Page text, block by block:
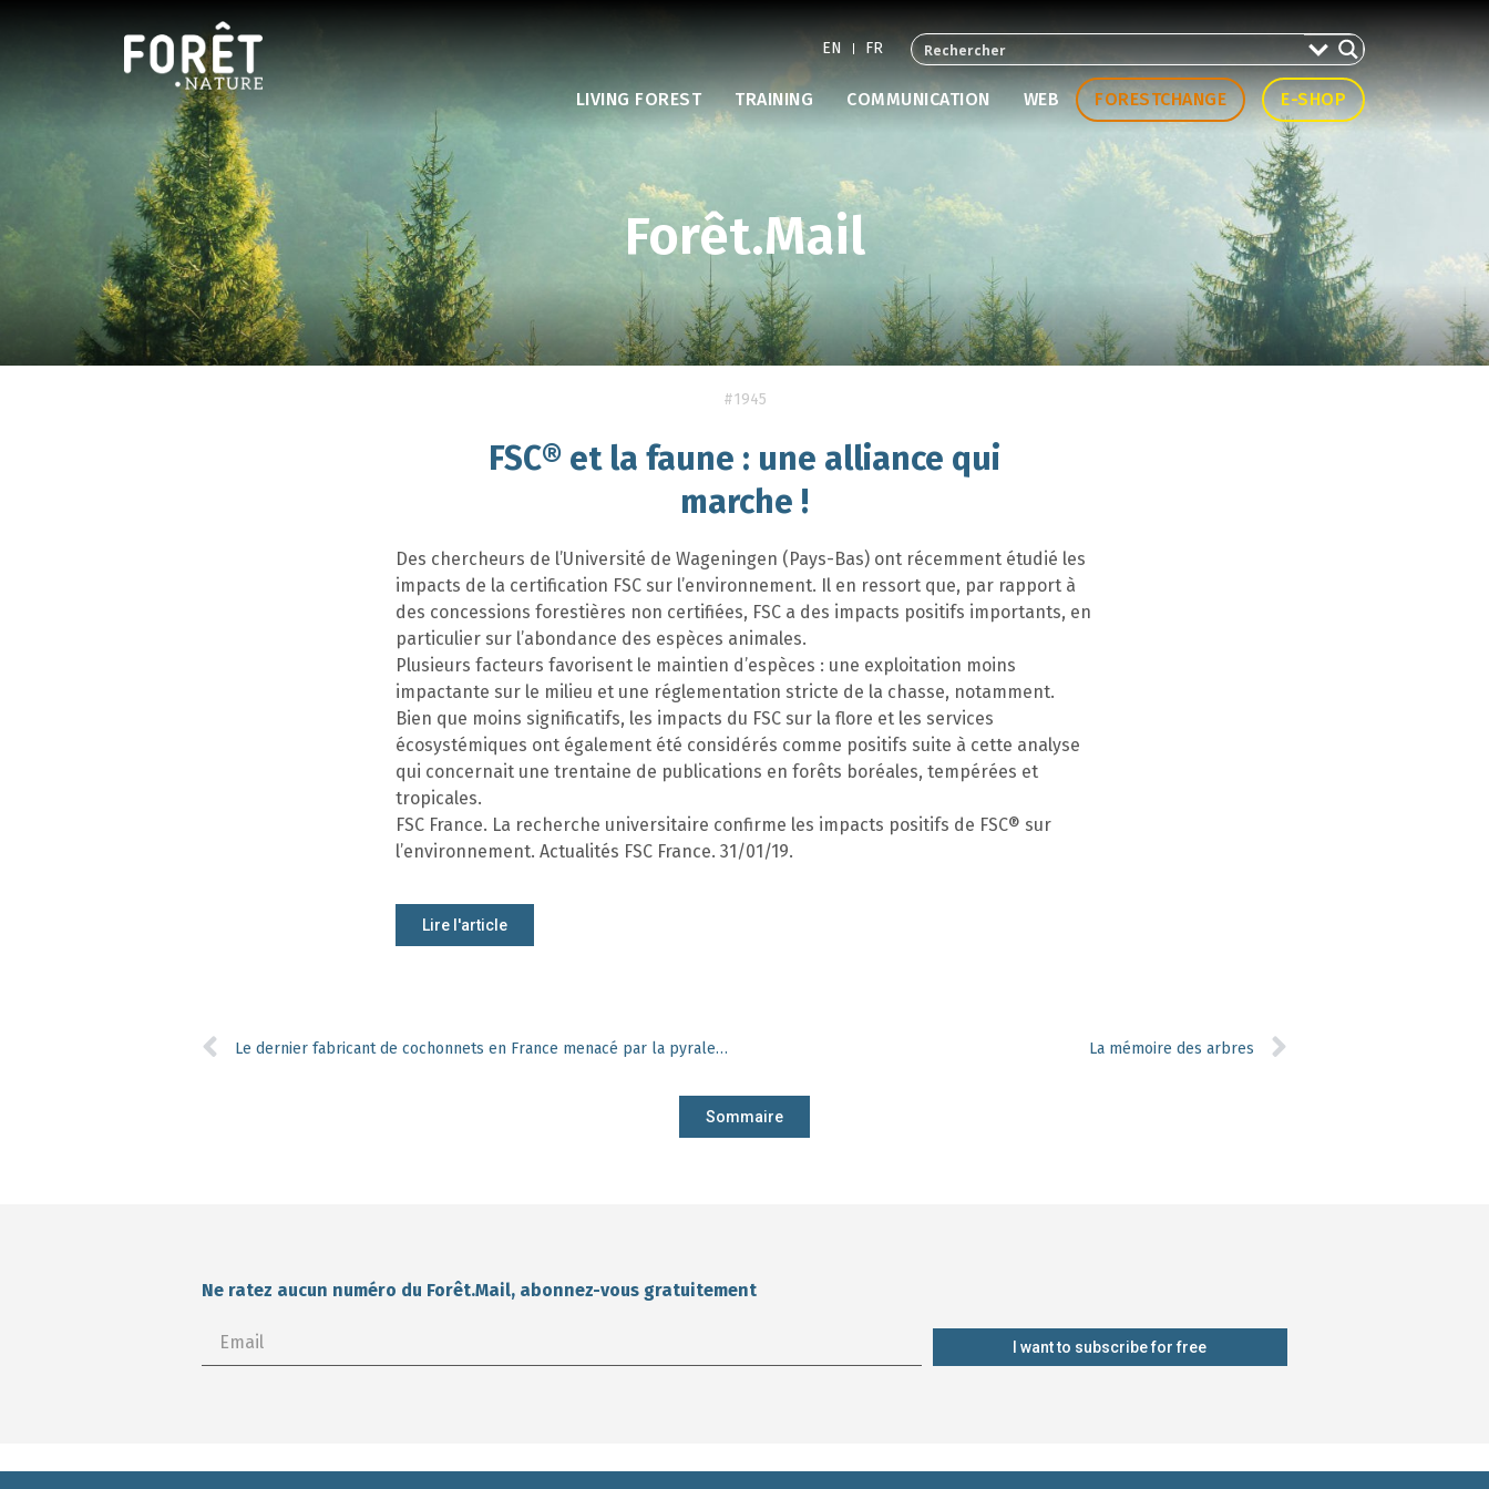
EN FR
LIVING FOREST TRAINING COMMUNICATION WEB FORESTCHANGE E-SHOP
Forêt.Mail
#1945
FSC® et la faune : une alliance qui
marche !
Des chercheurs de l’Université de Wageningen (Pays-Bas) ont récemment étudié les
impacts de la certification FSC sur l’environnement. Il en ressort que, par rapport à
des concessions forestières non certifiées, FSC a des impacts positifs importants, en
particulier sur l’abondance des espèces animales.
Plusieurs facteurs favorisent le maintien d’espèces : une exploitation moins
impactante sur le milieu et une réglementation stricte de la chasse, notamment.
Bien que moins significatifs, les impacts du FSC sur la flore et les services
écosystémiques ont également été considérés comme positifs suite à cette analyse
qui concernait une trentaine de publications en forêts boréales, tempérées et
tropicales.
FSC France. La recherche universitaire confirme les impacts positifs de FSC® sur
l’environnement. Actualités FSC France. 31/01/19.
Lire l'article
Le dernier fabricant de cochonnets en France menacé par la pyrale du buis La mémoire des arbres
Sommaire
Ne ratez aucun numéro du Forêt.Mail, abonnez-vous gratuitement
I want to subscribe for free